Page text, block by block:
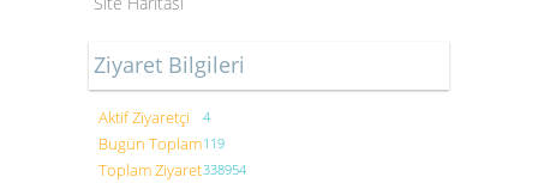
Ziyaret Bilgileri
Aktif Ziyaretçi 4
Bugün Toplam119
Toplam Ziyaret338954